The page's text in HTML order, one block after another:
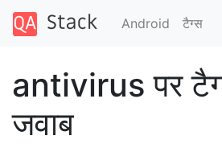
Android टैग्‍स
antivirus पर
जवाब